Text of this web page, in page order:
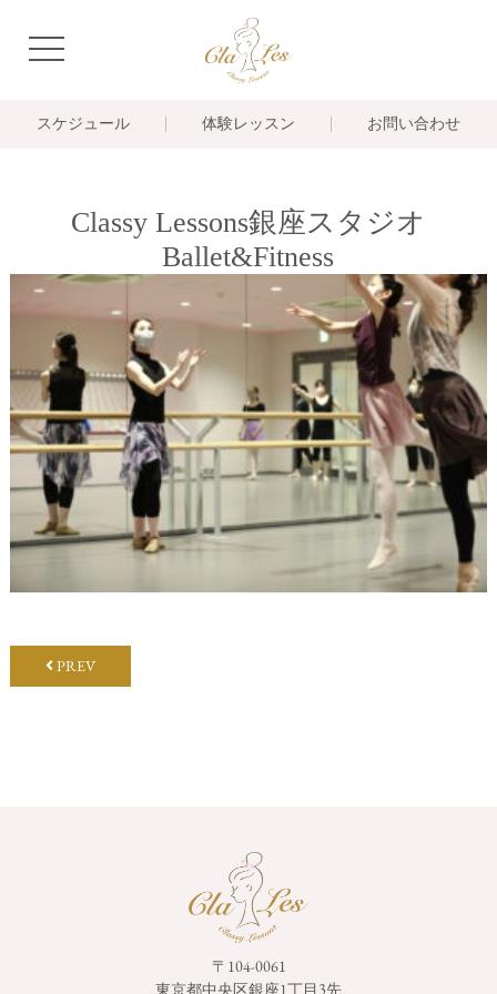
navigation
スケジュール 体験レッスン お問い合わせ
Classy Lessons銀座スタジオ
Ballet&Fitness
PREV
〒104-0061
東京都中央区銀座1丁目3先